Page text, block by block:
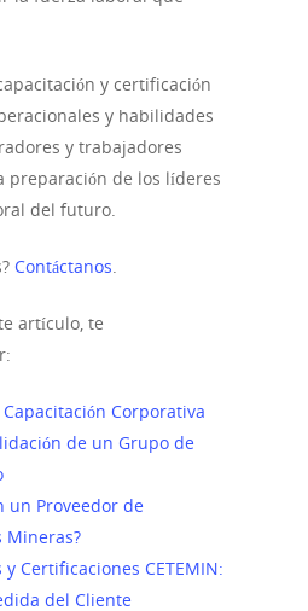
y certificación
y habilidades
y trabajadores
preparación de los líderes
del futuro.
Contáctanos.
artículo, te
Corporativa
de un Grupo de
un Proveedor de
Mineras?
Certificaciones CETEMIN:
del Cliente